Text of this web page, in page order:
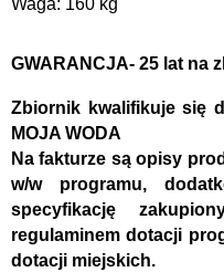
Waga: 160 kg
GWARANCJA- 25 lat na
Zbiornik kwalifikuje się
MOJA WODA
Na fakturze są opisy
w/w programu,
specyfikację
regulaminem dotacji
dotacji miejskich.